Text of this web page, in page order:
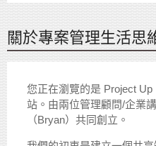
關於專案管理生活思
您正在瀏覽的是 Project
站。由兩位管理顧問/企業
（Bryan）共同創立。